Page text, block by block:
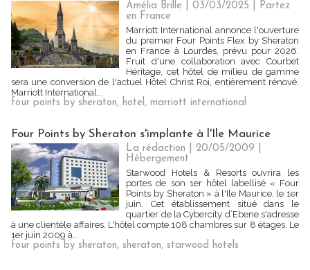
Amélia Brille | 03/03/2025
Partez
en France
Marriott International annonce l'ouverture
du premier Four Points Flex by Sheraton
en France à Lourdes, prévu pour 2026.
Fruit d'une collaboration avec Courbet
Héritage, cet hôtel de milieu de gamme
sera une conversion de l'actuel Hôtel Christ Roi, entièrement rénové.
Marriott International...
four points by sheraton, hotel, marriott international
Four Points by Sheraton s'implante à l'Ile Maurice
La rédaction | 20/05/2009
Hébergement
Starwood Hotels & Resorts ouvrira les
portes de son 1er hôtel labellisé « Four
Points by Sheraton » à l'Ile Maurice, le 1er
juin. Cet établissement situé dans le
quartier de la Cybercity d’Ebene s'adresse
à une clientèle affaires. L'hôtel compte 108 chambres sur 8 étages. Le
1er juin 2009 à...
four points by sheraton, sheraton, starwood hotels